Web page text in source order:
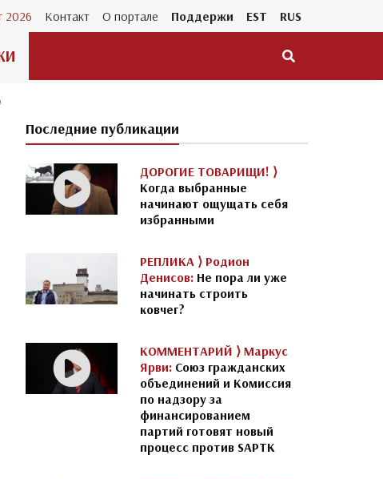
2026 Контакт О портале Поддержи EST RUS
Последние публикации
ДОРОГИЕ ТОВАРИЩИ! ⟩
Когда выбранные
начинают ощущать себя
избранными
РЕПЛИКА ⟩ Родион
Денисов: Не пора ли уже
начинать строить
ковчег?
КОММЕНТАРИЙ ⟩ Маркус
Ярви: Союз гражданских
объединений и Комиссия
по надзору за
финансированием
партий готовят новый
процесс против SAPTK